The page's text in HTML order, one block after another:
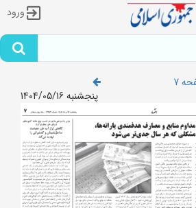
ورود
7
پنجشنبه 1404/05/16